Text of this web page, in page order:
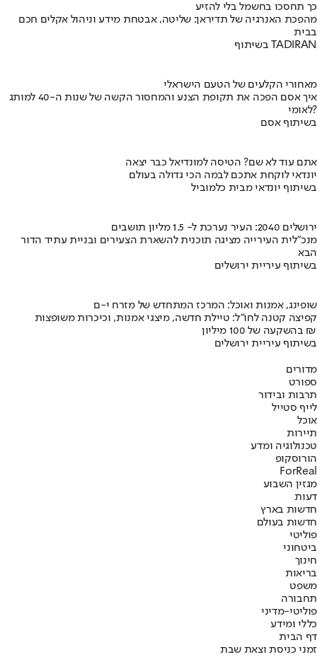
כך תחסכו בחשמל בלי להזיע
מהפכת האנרגיה של תדיראן: שליטה, אבטחת מידע וניהול אקלים חכם
בבית
בשיתוף TADIRAN
מאחורי הקלעים של הטעם הישראלי
איך אסם הפכה את תקופת הצנע והמחסור הקשה של שנות ה-40 למותג
לאומי?
בשיתוף אסם
אתם עוד לא שם? הטיסה למונדיאל כבר יצאה
יונדאי לוקחת אתכם לבמה הכי גדולה בעולם
בשיתוף יונדאי מבית כלמוביל
ירושלים 2040: העיר נערכת ל- 1.5 מליון תושבים
מנכ"לית העירייה מציגה תוכנית להשארת הצעירים ובניית עתיד הדור
הבא
בשיתוף עיריית ירושלים
שופינג, אמנות ואוכל: המרכז המתחדש של מזרח י-ם
קפיצה קטנה לחו"ל: טיילת חדשה, מיצגי אמנות, וכיכרות משופצות
בהשקעה של 100 מיליון ₪
בשיתוף עיריית ירושלים
מדורים
ספורט
תרבות ובידור
לייף סטייל
אוכל
תיירות
טכנולוגיה ומדע
הורוסקופ
ForReal
מגזין השבוע
דעות
חדשות בארץ
חדשות בעולם
פוליטי
ביטחוני
חינוך
בריאות
משפט
תחבורה
פוליטי-מדיני
כללי ומידע
דף הבית
זמני כניסת וצאת שבת